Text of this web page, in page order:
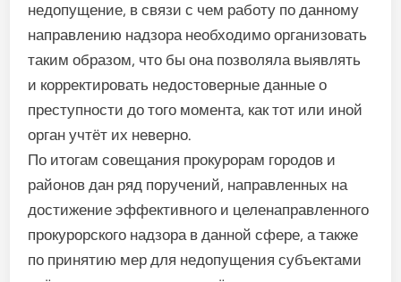
недопущение, в связи с чем работу по данному
направлению надзора необходимо организовать
таким образом, что бы она позволяла выявлять
и корректировать недостоверные данные о
преступности до того момента, как тот или иной
орган учтёт их неверно.
По итогам совещания прокурорам городов и
районов дан ряд поручений, направленных на
достижение эффективного и целенаправленного
прокурорского надзора в данной сфере, а также
по принятию мер для недопущения субъектами